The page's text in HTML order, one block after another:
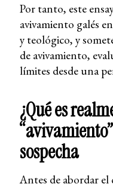
Por tanto, este
avivamiento galés
y teológico, y
de avivamiento,
límites desde una
¿Qué es
sospecha
Antes de abordar el